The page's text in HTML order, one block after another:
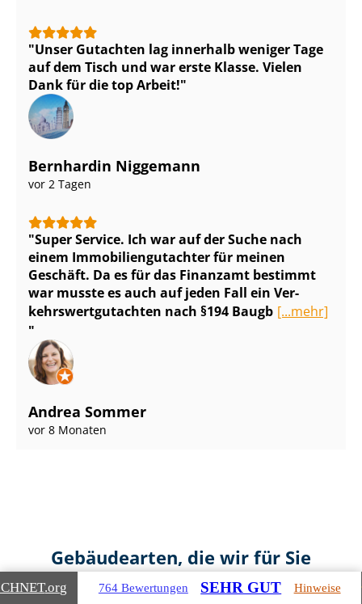
Unser Gutachten lag innerhalb weniger Tage
auf dem Tisch und war erste Klasse. Vielen
Dank für die top Arbeit!
Bernhardin Niggemann
vor 2 Tagen
Super Service. Ich war auf der Suche nach
einem Im­mo­bi­li­en­gut­ach­ter für meinen
Geschäft. Da es für das Finanzamt bestimmt
war musste es auch auf jeden Fall ein Ver­
kehrs­wert­gut­ach­ten nach §194 Baugb [...mehr]
Andrea Sommer
vor 8 Monaten
Gebäudearten, die wir für Sie
bewerten
.org 764 Bewertungen SEHR GUT Hinweise